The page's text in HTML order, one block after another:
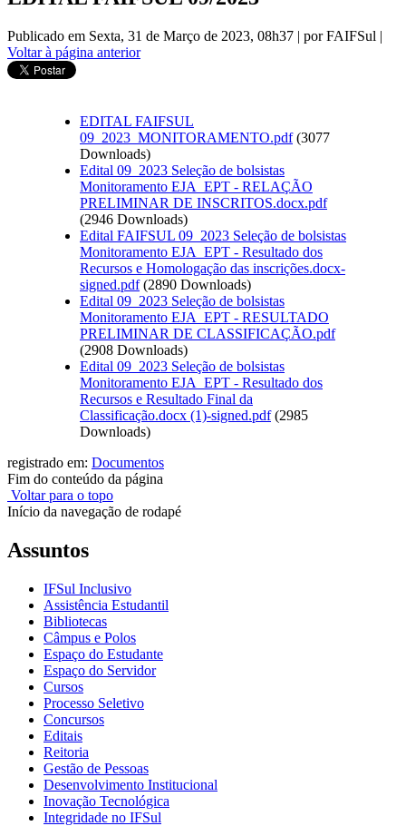
Publicado em Sexta, 31 de Março de 2023, 08h37 | por FAIFSul |
Voltar à página anterior
EDITAL FAIFSUL
09_2023_MONITORAMENTO.pdf (3077
Downloads)
Edital 09_2023 Seleção de bolsistas
Monitoramento EJA_EPT - RELAÇÃO
PRELIMINAR DE INSCRITOS.docx.pdf
(2946 Downloads)
Edital FAIFSUL 09_2023 Seleção de bolsistas
Monitoramento EJA_EPT - Resultado dos
Recursos e Homologação das inscrições.docx-
signed.pdf (2890 Downloads)
Edital 09_2023 Seleção de bolsistas
Monitoramento EJA_EPT - RESULTADO
PRELIMINAR DE CLASSIFICAÇÃO.pdf
(2908 Downloads)
Edital 09_2023 Seleção de bolsistas
Monitoramento EJA_EPT - Resultado dos
Recursos e Resultado Final da
Classificação.docx (1)-signed.pdf (2985
Downloads)
registrado em: Documentos
Fim do conteúdo da página
Voltar para o topo
Início da navegação de rodapé
Assuntos
IFSul Inclusivo
Assistência Estudantil
Bibliotecas
Câmpus e Polos
Espaço do Estudante
Espaço do Servidor
Cursos
Processo Seletivo
Concursos
Editais
Reitoria
Gestão de Pessoas
Desenvolvimento Institucional
Inovação Tecnológica
Integridade no IFSul